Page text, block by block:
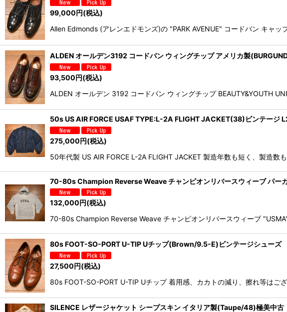
99,000 円(税込)
Allen Edmonds (アレンエドモンズ)の "PARK AVENUE" コードバン キャ
ALDEN オールデン3192 コードバン ウィングチップ アメリカ製
93,500円(税込)
ALDEN オールデン 3192 コードバン ウィングチップ BEAUTY&YOUTH
50s US AIR FORCE USAF TYPE:L-2A FLIGHT JACKET(38)ビンテージ
275,000円(税込)
50年代製 US AIR FORCE L-2A FLIGHT JACKET 製造年数も短く、製造数
70-80s Champion Reverse Weave チャンピオンリバースウィーブ パー
132,000 円(税込)
70-80s Champion Reverse Weave チャンピオンリバースウィーブ
80s FOOT-SO-PORT U-TIP Uチップ(Brown/9.5-E)ビンテージシューズ
27,500円(税込)
80s FOOT-SO-PORT U-TIP Uチップ 着用感、カカトの減り、擦れ等はご
SILENCE レザージャケット シープスキン イタリア製(Taupe/48)極美中古